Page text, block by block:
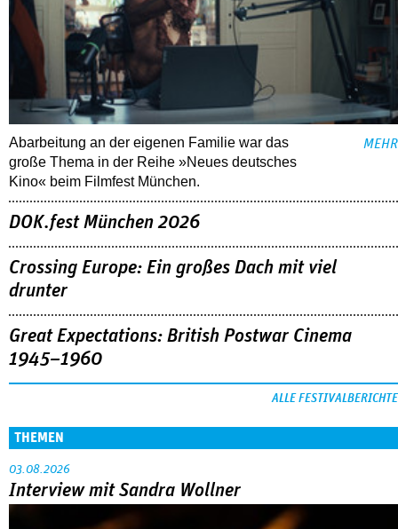
Abarbeitung an der eigenen Familie war das
große Thema in der Reihe »Neues deutsches
Kino« beim Filmfest München.
MEHR
DOK.fest München 2026
Crossing Europe: Ein großes Dach mit viel
drunter
Great Expectations: British Postwar Cinema
1945–1960
ALLE FESTIVALBERICHTE
THEMEN
03.08.2026
Interview mit Sandra Wollner